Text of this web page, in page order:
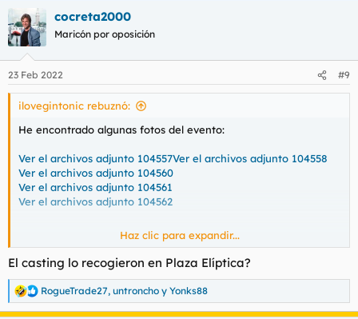
a
c
c
i
e
s
cocreta2000
Maricón por oposición
23 Feb 2022 #9
ilovegintonic rebuznó:
He encontrado algunas fotos del evento:
Ver el archivos adjunto 104557Ver el archivos adjunto 104558
Ver el archivos adjunto 104560
Ver el archivos adjunto 104561
Ver el archivos adjunto 104562
Muy chungo todo aquello, muy chungo.
Haz clic para expandir...
El casting lo recogieron en Plaza Elíptica?
R
e
RogueTrade27, untroncho y Yonks88